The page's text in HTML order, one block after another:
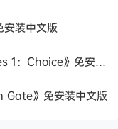
装中文版
《天平游戏1:抉择/Inner Scales 1：Choice》免安装中文版
》免安装中文版